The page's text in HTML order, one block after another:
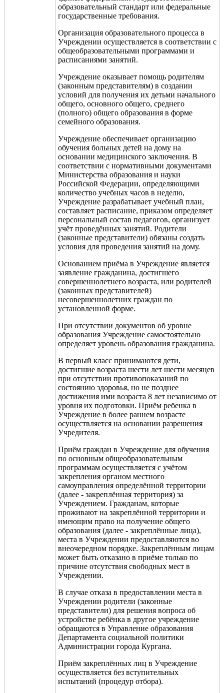
образовательный стандарт или федеральные
государственные требования.
Организация образовательного процесса в
Учреждении осуществляется в соответствии с
общеобразовательными программами и
расписаниями занятий.
Учреждение оказывает помощь родителям
(законным представителям) в создании
условий для получения их детьми начального
общего, основного общего, среднего
(полного) общего образования в форме
семейного образования.
Учреждение обеспечивает организацию
обучения больных детей на дому на
основании медицинского заключения. В
соответствии с нормативными документами
Министерства образования и науки
Российской Федерации, определяющими
количество учебных часов в неделю,
Учреждение разрабатывает учебный план,
составляет расписание, приказом определяет
персональный состав педагогов, организует
учёт проведённых занятий. Родители
(законные представители) обязаны создать
условия для проведения занятий на дому.
Основанием приёма в Учреждение является
заявление гражданина, достигшего
совершеннолетнего возраста, или родителей
(законных представителей)
несовершеннолетних граждан по
установленной форме.
При отсутствии документов об уровне
образования Учреждение самостоятельно
определяет уровень образования гражданина.
В первый класс принимаются дети,
достигшие возраста шести лет шести месяцев
при отсутствии противопоказаний по
состоянию здоровья, но не позднее
достижения ими возраста 8 лет независимо от
уровня их подготовки. Приём ребенка в
Учреждение в более раннем возрасте
осуществляется на основании разрешения
Учредителя.
Приём граждан в Учреждение для обучения
по основным общеобразовательным
программам осуществляется с учётом
закрепления органом местного
самоуправления определённой территории
(далее - закреплённая территория) за
Учреждением. Гражданам, которые
проживают на закреплённой территории и
имеющим право на получение общего
образования (далее - закреплённые лица),
места в Учреждении предоставляются во
внеочередном порядке. Закреплённым лицам
может быть отказано в приёме только по
причине отсутствия свободных мест в
Учреждении.
В случае отказа в предоставлении места в
Учреждении родители (законные
представители) для решения вопроса об
устройстве ребёнка в другое учреждение
обращаются в Управление образования
Департамента социальной политики
Администрации города Кургана.
Приём закреплённых лиц в Учреждение
осуществляется без вступительных
испытаний (процедур отбора).